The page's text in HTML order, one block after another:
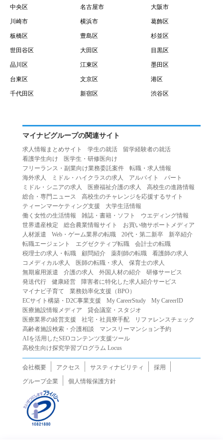
中央区 名古屋市 大阪市
川崎市 横浜市 葛飾区
板橋区 豊島区 杉並区
世田谷区 大田区 目黒区
品川区 江東区 墨田区
台東区 文京区 港区
千代田区 新宿区 渋谷区
マイナビグループの関連サイト
求人情報まとめサイト 学生の就活
留学経験者の就活
看護学生向け
医学生・研修医向け
フリーランス・副業向け業務委託案件
転職・求人情報
海外求人
ミドル・ハイクラスの求人 アルバイト
パート
ミドル・シニアの求人
医療福祉介護の求人
高校生の進路情報
総合・専門ニュース
高校生のチャレンジを応援するサイト
ティーンマーケティング支援
大学生活情報
働く女性の生活情報
雑誌・書籍・ソフト
ウエディング情報
世界遺産検定
総合農業情報サイト
お買い物サポートメディア
人材派遣
Web・ゲーム業界の転職 20代・第二新卒
新卒紹介
転職エージェント
エグゼクティブ転職
会計士の転職
税理士の求人・転職
顧問紹介 薬剤師の転職
看護師の求人
コメディカル求人
医師の転職・求人
保育士の求人
無期雇用派遣
介護の求人 外国人材の紹介
研修サービス
発送代行
健康経営
障害者に特化した求人紹介サービス
マイナビ子育て
業務効率化支援（BPO）
ECサイト構築・D2C事業支援
My CareerStudy
My CareerID
医療施設情報メディア
貸会議室・スタジオ
医療業界の経営支援
社宅・社員寮手配
リファレンスチェック
高齢者施設検索・介護相談
マンスリーマンション予約
AIを活用したSEOコンテンツ支援ツール
高校生向け探究学習プログラム Locus
会社概要 アクセス サスティナビリティ
採用
グループ企業
個人情報保護方針